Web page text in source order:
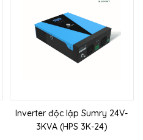
Inverter độc lập Sumry 24V-
3KVA (HPS 3K-24)